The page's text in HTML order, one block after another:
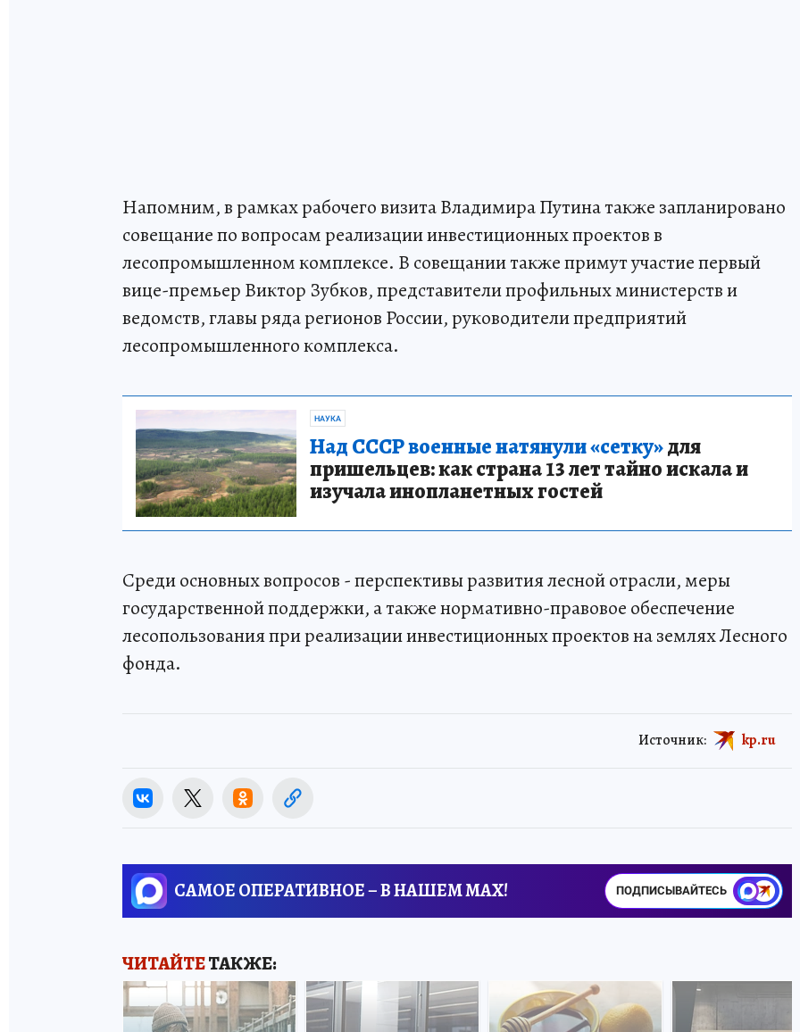
Напомним, в рамках рабочего визита Владимира Путина также запланировано
совещание по вопросам реализации инвестиционных проектов в
лесопромышленном комплексе. В совещании также примут участие первый
вице-премьер Виктор Зубков, представители профильных министерств и
ведомств, главы ряда регионов России, руководители предприятий
лесопромышленного комплекса.
НАУКА
Над СССР военные натянули «сетку»для
пришельцев: как страна 13 лет тайно искала и
изучала инопланетных гостей
Среди основных вопросов - перспективы развития лесной отрасли, меры
государственной поддержки, а также нормативно-правовое обеспечение
лесопользования при реализации инвестиционных проектов на землях Лесного
фонда.
Источник: kp.ru
САМОЕ ОПЕРАТИВНОЕ – В НАШЕМ MAX! ПОДПИСЫВАЙТЕСЬ
ЧИТАЙТЕТАКЖЕ: